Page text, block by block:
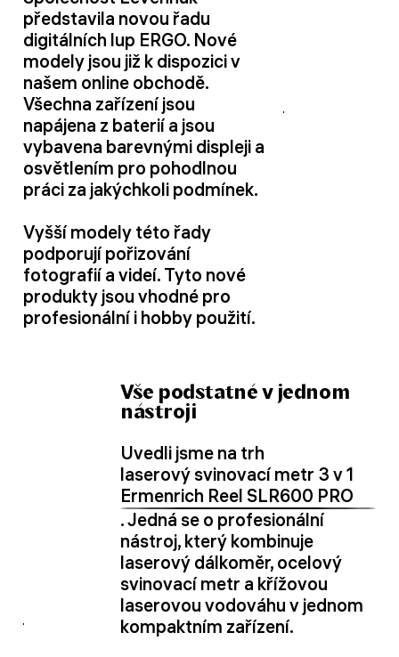
představila novou řadu
digitálních lup ERGO. Nové
modely jsou již k dispozici v
našem online obchodě.
Všechna zařízení jsou
napájena z baterií a jsou
vybavena barevnými displeji a
osvětlením pro pohodlnou
práci za jakýchkoli podmínek.
Vyšší modely této řady
podporují pořizování
fotografií a videí. Tyto nové
produkty jsou vhodné pro
profesionální i hobby použití.
Vše podstatné v jednom
nástroji
Uvedli jsme na trh
laserový svinovací metr 3 v 1
Ermenrich Reel SLR600 PRO
. Jedná se o profesionální
nástroj, který kombinuje
laserový dálkoměr, ocelový
svinovací metr a křížovou
laserovou vodováhu v jednom
kompaktním zařízení.